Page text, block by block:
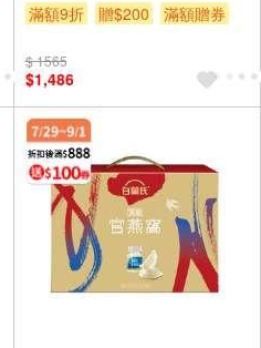
滿額9折
贈$200 滿額贈券
$ 1565
$1,486